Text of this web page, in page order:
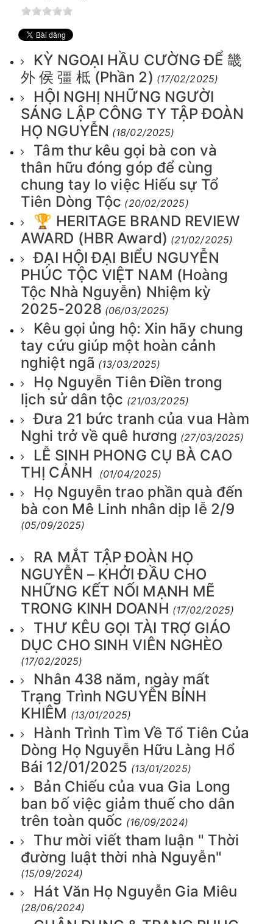
KỲ NGOẠI HẦU CƯỜNG ĐỂ 畿
外 侯 彊 柢 (Phần 2) (17/02/2025)
HỘI NGHỊ NHỮNG NGƯỜI
SÁNG LẬP CÔNG TY TẬP ĐOÀN
HỌ NGUYỄN (18/02/2025)
Tâm thư kêu gọi bà con và
thân hữu đóng góp để cùng
chung tay lo việc Hiếu sự Tổ
Tiên Dòng Tộc (20/02/2025)
🏆 HERITAGE BRAND REVIEW
AWARD (HBR Award) (21/02/2025)
ĐẠI HỘI ĐẠI BIỂU NGUYỄN
PHÚC TỘC VIỆT NAM (Hoàng
Tộc Nhà Nguyễn) Nhiệm kỳ
2025-2028 (06/03/2025)
Kêu gọi ủng hộ: Xin hãy chung
tay cứu giúp một hoàn cảnh
nghiệt ngã (13/03/2025)
Họ Nguyễn Tiên Điền trong
lịch sử dân tộc (21/03/2025)
Đưa 21 bức tranh của vua Hàm
Nghi trở về quê hương (27/03/2025)
LỄ SINH PHONG CỤ BÀ CAO
THỊ CẢNH
(01/04/2025)
Họ Nguyễn trao phần quà đến
bà con Mê Linh nhân dịp lễ 2/9
(05/09/2025)
RA MẮT TẬP ĐOÀN HỌ
NGUYỄN – KHỞI ĐẦU CHO
NHỮNG KẾT NỐI MẠNH MẼ
TRONG KINH DOANH (17/02/2025)
THƯ KÊU GỌI TÀI TRỢ GIÁO
DỤC CHO SINH VIÊN NGHÈO
(17/02/2025)
Nhân 438 năm, ngày mất
Trạng Trình NGUYỄN BỈNH
KHIÊM (13/01/2025)
Hành Trình Tìm Về Tổ Tiên Của
Dòng Họ Nguyễn Hữu Làng Hổ
Bái 12/01/2025 (13/01/2025)
Bản Chiếu của vua Gia Long
ban bố việc giảm thuế cho dân
trên toàn quốc (16/09/2024)
Thư mời viết tham luận " Thời
đường luật thời nhà Nguyễn"
(15/09/2024)
Hát Văn Họ Nguyễn Gia Miêu
(28/06/2024)